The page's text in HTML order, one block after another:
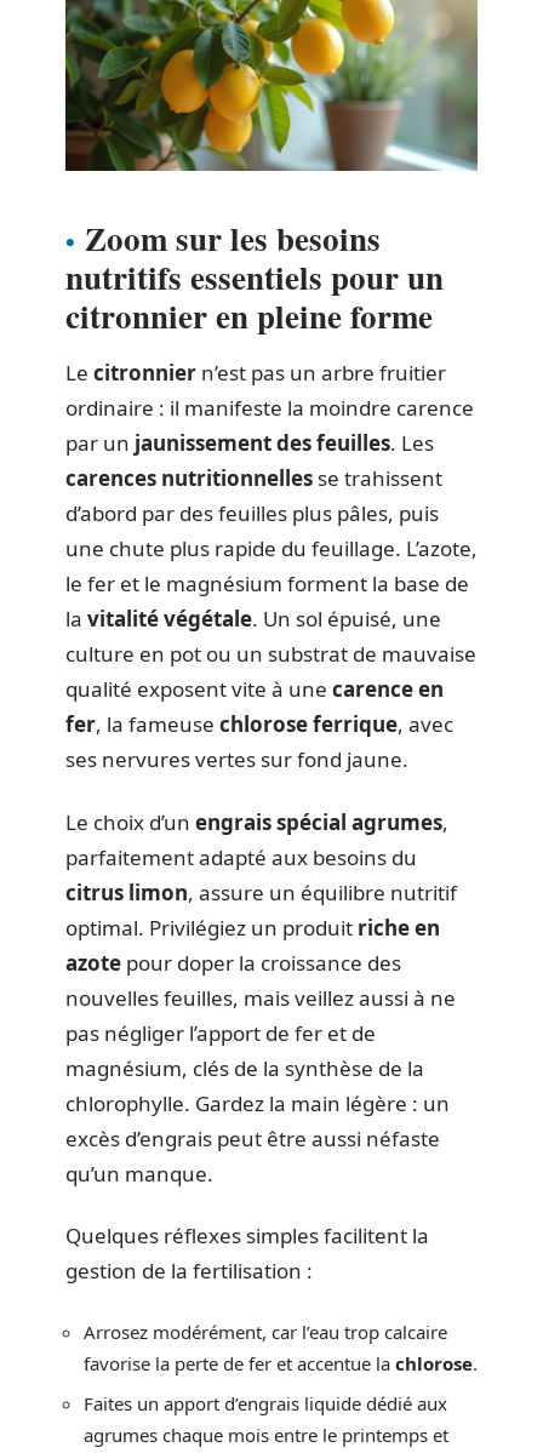
Zoom sur les besoins
nutritifs essentiels pour un
citronnier en pleine forme
Le citronnier n’est pas un arbre fruitier
ordinaire : il manifeste la moindre carence
par un jaunissement des feuilles. Les
carences nutritionnelles se trahissent
d’abord par des feuilles plus pâles, puis
une chute plus rapide du feuillage. L’azote,
le fer et le magnésium forment la base de
la vitalité végétale. Un sol épuisé, une
culture en pot ou un substrat de mauvaise
qualité exposent vite à une carence en
fer, la fameuse chlorose ferrique, avec
ses nervures vertes sur fond jaune.
Le choix d’un engrais spécial agrumes,
parfaitement adapté aux besoins du
citrus limon, assure un équilibre nutritif
optimal. Privilégiez un produit riche en
azote pour doper la croissance des
nouvelles feuilles, mais veillez aussi à ne
pas négliger l’apport de fer et de
magnésium, clés de la synthèse de la
chlorophylle. Gardez la main légère : un
excès d’engrais peut être aussi néfaste
qu’un manque.
Quelques réflexes simples facilitent la
gestion de la fertilisation :
Arrosez modérément, car l’eau trop calcaire
favorise la perte de fer et accentue la chlorose.
Faites un apport d’engrais liquide dédié aux
agrumes chaque mois entre le printemps et